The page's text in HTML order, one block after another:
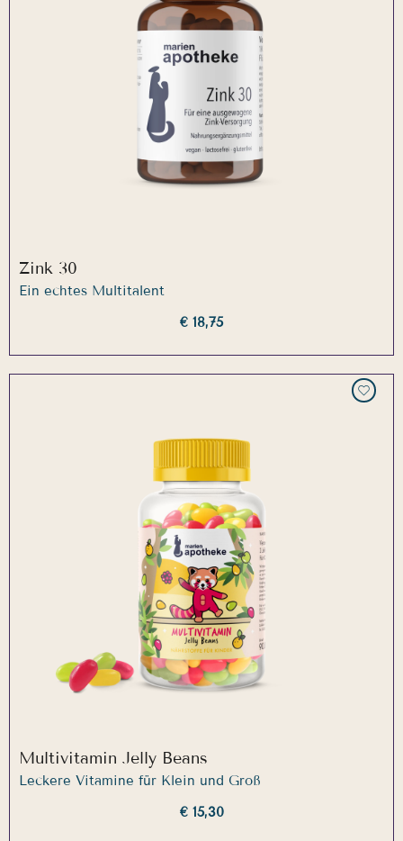
Zink 30
Ein echtes Multitalent
€ 18,75
Multivitamin Jelly Beans
Leckere Vitamine für Klein und Groß
€ 15,30